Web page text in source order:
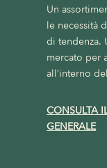
Un
le necessità
di tendenza.
mercato per
all’interno
CONSULTA
GENERALE